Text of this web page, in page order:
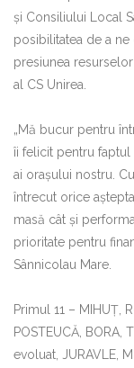
și Consiliului Local
posibilitatea de a
presiunea
al CS Unirea.
„Mă bucur pentru
îi felicit pentru faptul
ai orașului nostru.
întrecut orice
masă cât și
prioritate pentru
Sânnicolau Mare.
Primul 11 – MIHUȚ,
POSTEUCĂ, BORA,
evoluat, JURAVLE,